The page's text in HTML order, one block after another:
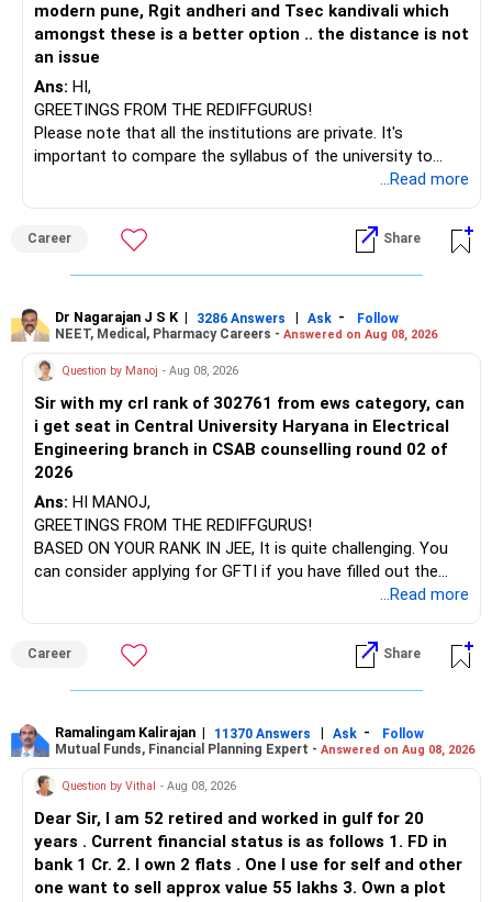
modern pune, Rgit andheri and Tsec kandivali which
amongst these is a better option .. the distance is not
an issue
Ans: HI,
GREETINGS FROM THE REDIFFGURUS!
Please note that all the institutions are private. It's
important to compare the syllabus of the university to
which the institution is affiliated. Typically, the university's
institution's name. Start by reviewing the syllabus, then look
at the faculty (especially the turnover rate) and the
infrastructure, like the mechanical labs, which are crucial.
After the second year of your course, consider taking an
AIML course to boost your job employability.
BEST WISHES.
...Read more
Career Share
Dr Nagarajan J S K | 3286 Answers | Ask -
Follow
NEET, Medical, Pharmacy Careers - Answered on Aug 08, 2026
Question by Manoj - Aug 08, 2026
Sir with my crl rank of 302761 from ews category, can
i get seat in Central University Haryana in Electrical
Engineering branch in CSAB counselling round 02 of
2026
Ans: HI MANOJ,
GREETINGS FROM THE REDIFFGURUS!
BASED ON YOUR RANK IN JEE, It is quite challenging. You
can consider applying for GFTI if you have filled out the
ALL THE BEST.
...Read more
Career Share
Ramalingam Kalirajan | 11370 Answers | Ask -
Follow
Mutual Funds, Financial Planning Expert - Answered on Aug 08, 2026
Question by Vithal - Aug 08, 2026
Dear Sir, I am 52 retired and worked in gulf for 20
years . Current financial status is as follows 1. FD in
bank 1 Cr. 2. I own 2 flats . One I use for self and other
one want to sell approx value 55 lakhs 3. Own a plot